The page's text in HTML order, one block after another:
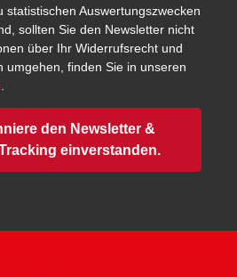
statistischen Auswertungszwecken
sollten Sie den Newsletter nicht
über Ihr Widerrufsrecht und
umgehen, finden Sie in unseren
den Newsletter &
einverstanden.